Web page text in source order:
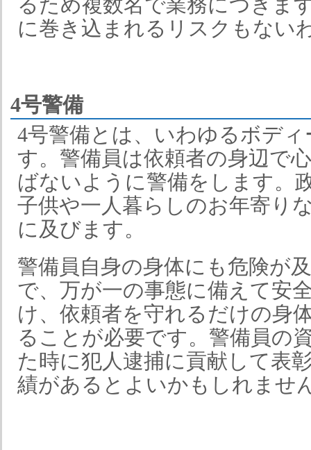
に巻き込まれるリスクもない
4号警備
4号警備とは、いわゆるボデ
す。警備員は依頼者の身辺で
ばないように警備をします。
子供や一人暮らしのお年寄り
に及びます。
警備員自身の身体にも危険が
で、万が一の事態に備えて安
け、依頼者を守れるだけの身
ることが必要です。警備員の
た時に犯人逮捕に貢献して表
績があるとよいかもしれませ